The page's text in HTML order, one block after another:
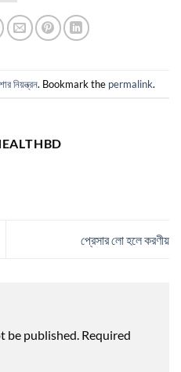
নিয়ন্ত্রন. Bookmark the permalink.
প্রেসার লো হলে করণীয়
be published. Required